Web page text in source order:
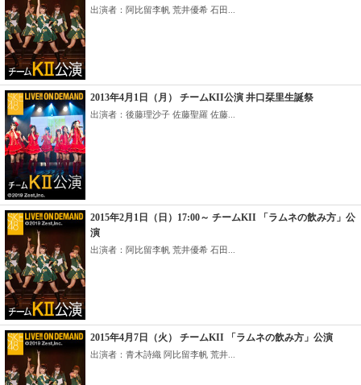
出演者：阿比留李帆 荒井優希 石田...
2013年4月1日（月） チームKII公演 井口栞里生誕祭
出演者：後藤理沙子 佐藤聖羅 佐藤...
2015年2月1日（日）17:00～ チームKII 「ラムネの飲み方」公
演
出演者：阿比留李帆 荒井優希 石田...
2015年4月7日（火） チームKII 「ラムネの飲み方」公演
出演者：青木詩織 阿比留李帆 荒井...